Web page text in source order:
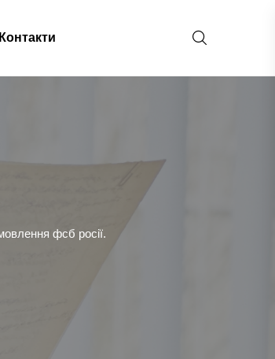
Контакти
фсб росії.